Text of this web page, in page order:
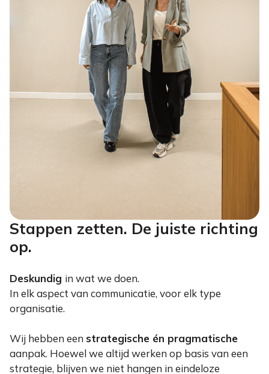
Stappen zetten. De juiste richting
op.
Deskundig in wat we doen.
In elk aspect van communicatie, voor elk type
organisatie.
Wij hebben een strategische én pragmatische
aanpak. Hoewel we altijd werken op basis van een
strategie, blijven we niet hangen in eindeloze